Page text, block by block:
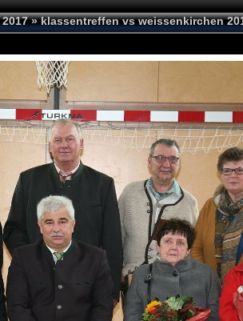
»klassentreffen vs weissenkirchen